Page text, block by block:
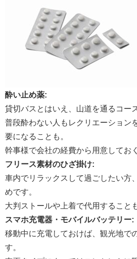
酔い止め薬:
貸切バスとはいえ、山道を通るコー
普段酔わない人もレクリエーション
要になることも。
幹事様で会社の経費から用意してお
フリース素材のひざ掛け:
車内でリラックスして過ごしたい方
めです。
大判ストールや上着で代用すること
スマホ充電器・モバイルバッテリー:
移動中に充電しておけば、観光地で
す。